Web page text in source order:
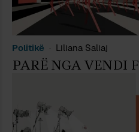
Politikë Liliana Saliaj
PARË NGA VENDI